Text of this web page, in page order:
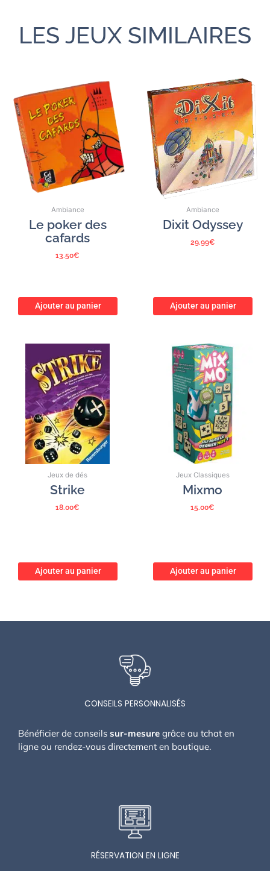
LES JEUX SIMILAIRES
Ambiance
Le poker des
cafards
13.50€
Ajouter au panier
Ambiance
Dixit Odyssey
29.99€
Ajouter au panier
Jeux de dés
Strike
18.00€
Ajouter au panier
Jeux Classiques
Mixmo
15.00€
Ajouter au panier
CONSEILS PERSONNALISÉS
Bénéficier de conseils sur-mesure grâce au tchat en
ligne ou rendez-vous directement en boutique.
RÉSERVATION EN LIGNE